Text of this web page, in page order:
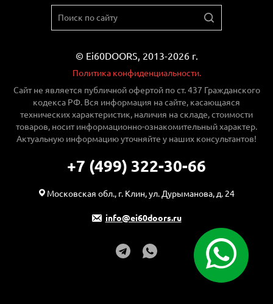
© Ei60DOORS, 2013-2026 г.
Политика конфиденциальности.
Сайт не является публичной офертой по ст. 437 Гражданского
кодекса РФ. Вся информация на сайте, касающаяся
технических характеристик, наличия на складе, стоимости
товаров, носит информационно-ознакомительный характер.
Актуальную информацию уточняйте у наших консультантов!
+7 (499) 322-30-66
Московская обл., г. Клин, ул. Дурыманова, д. 24
info@ei60doors.ru